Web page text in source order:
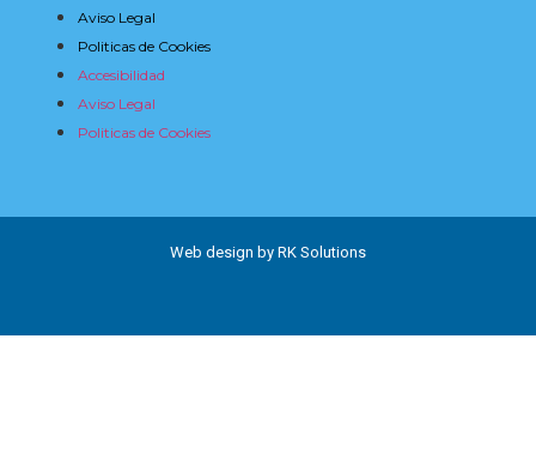
Aviso Legal
Politicas de Cookies
Accesibilidad
Aviso Legal
Politicas de Cookies
Web design by RK Solutions